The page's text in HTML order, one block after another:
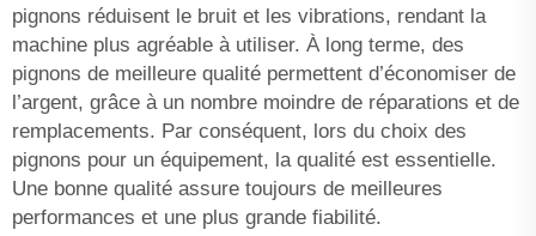
pignons réduisent le bruit et les vibrations, rendant la
machine plus agréable à utiliser. À long terme, des
pignons de meilleure qualité permettent d’économiser de
l’argent, grâce à un nombre moindre de réparations et de
remplacements. Par conséquent, lors du choix des
pignons pour un équipement, la qualité est essentielle.
Une bonne qualité assure toujours de meilleures
performances et une plus grande fiabilité.